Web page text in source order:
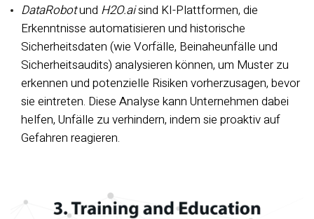
DataRobotund H2O.aisind KI-Plattformen, die
Erkenntnisse automatisieren und historische
Sicherheitsdaten (wie Vorfälle, Beinaheunfälle und
Sicherheitsaudits) analysieren können, um Muster zu
erkennen und potenzielle Risiken vorherzusagen, bevor
sie eintreten. Diese Analyse kann Unternehmen dabei
helfen, Unfälle zu verhindern, indem sie proaktiv auf
Gefahren reagieren.